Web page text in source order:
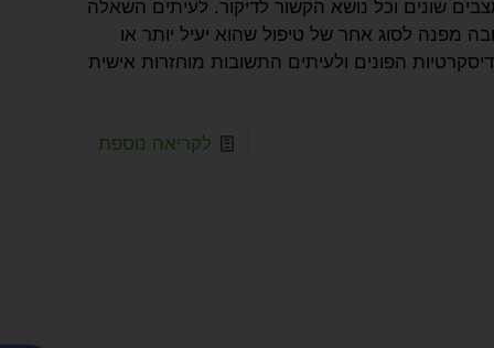
שונים וכל נושא הקשור לדיקור. לעיתים השאלה
מפנה לסוג אחר של טיפול שהוא יעיל יותר או
הפונים ולעיתים התשובות מוחזרות אישית
לקריאה נוספת